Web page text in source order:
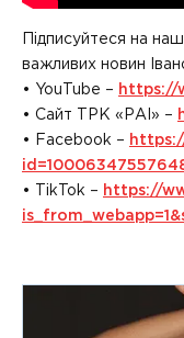
Підписуйтеся на
важливих новин
• YouTube – https://
• Сайт ТРК «РАІ» –
• Facebook –
• TikTok – https://